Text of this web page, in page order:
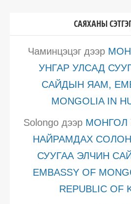
САЯХАНЫ
Чаминцэцэгдээр
УНГАР УЛСАД
САЙДЫН ЯАМ,
MONGOLIA IN
Solongo дээр МОНГОЛ
НАЙРАМДАХ
СУУГАА ЭЛЧИН
EMBASSY OF
REPUBLIC OF